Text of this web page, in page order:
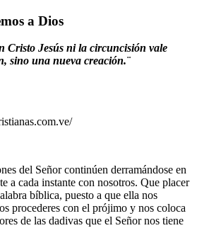
a Dios
Cristo Jesús ni la circuncisión vale
sino una nueva creación.¨
del Señor continúen derramándose en
a cada instante con nosotros. Que placer
bíblica, puesto a que ella nos
procederes con el prójimo y nos coloca
de las dadivas que el Señor nos tiene